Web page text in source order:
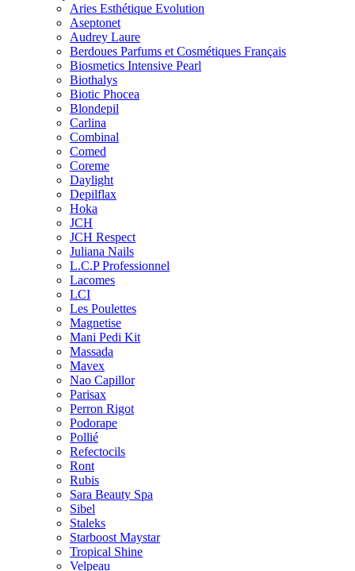
Aries Esthétique Evolution
Aseptonet
Audrey Laure
Berdoues Parfums et Cosmétiques Français
Biosmetics Intensive Pearl
Biothalys
Biotic Phocea
Blondepil
Carlina
Combinal
Comed
Coreme
Daylight
Depilflax
Hoka
JCH
JCH Respect
Juliana Nails
L.C.P Professionnel
Lacomes
LCI
Les Poulettes
Magnetise
Mani Pedi Kit
Massada
Mavex
Nao Capillor
Parisax
Perron Rigot
Podorape
Pollié
Refectocils
Ront
Rubis
Sara Beauty Spa
Sibel
Staleks
Starboost Maystar
Tropical Shine
Velpeau